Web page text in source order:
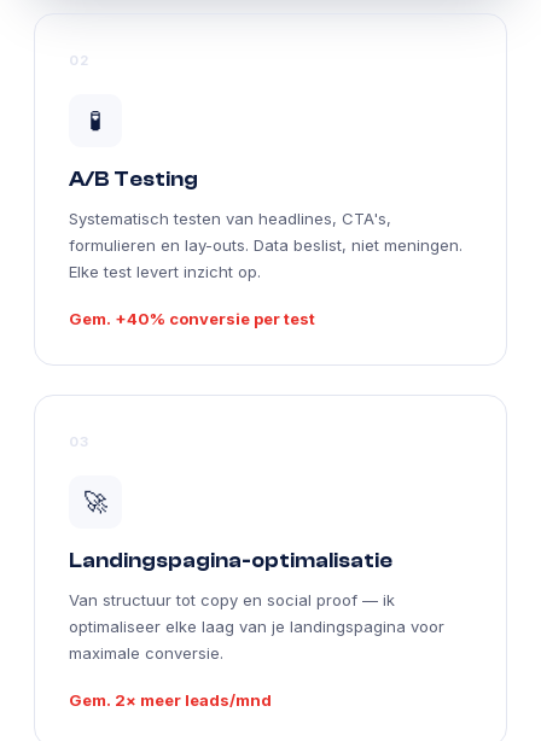
02
🧪
A/B Testing
Systematisch testen van headlines, CTA's,
formulieren en lay-outs. Data beslist, niet meningen.
Elke test levert inzicht op.
Gem. +40% conversie per test
03
🚀
Landingspagina-optimalisatie
Van structuur tot copy en social proof — ik
optimaliseer elke laag van je landingspagina voor
maximale conversie.
Gem. 2× meer leads/mnd